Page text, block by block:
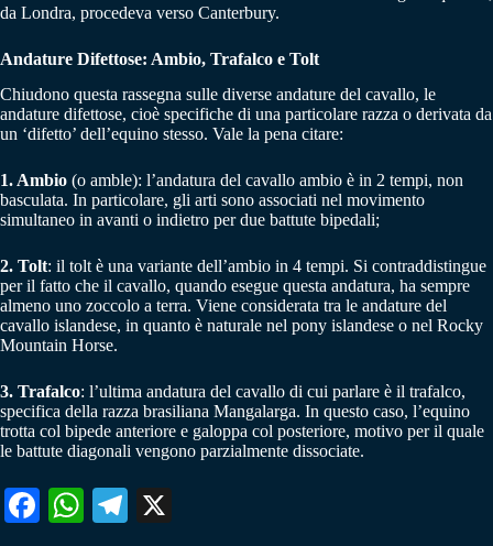
da Londra, procedeva verso Canterbury.
Andature Difettose: Ambio, Trafalco e Tolt
Chiudono questa rassegna sulle diverse andature del cavallo, le
andature difettose, cioè specifiche di una particolare razza o derivata da
un ‘difetto’ dell’equino stesso. Vale la pena citare:
1. Ambio (o amble): l’andatura del cavallo ambio è in 2 tempi, non
basculata. In particolare, gli arti sono associati nel movimento
simultaneo in avanti o indietro per due battute bipedali;
2. Tolt: il tolt è una variante dell’ambio in 4 tempi. Si contraddistingue
per il fatto che il cavallo, quando esegue questa andatura, ha sempre
almeno uno zoccolo a terra. Viene considerata tra le andature del
cavallo islandese, in quanto è naturale nel pony islandese o nel Rocky
Mountain Horse.
3. Trafalco: l’ultima andatura del cavallo di cui parlare è il trafalco,
specifica della razza brasiliana Mangalarga. In questo caso, l’equino
trotta col bipede anteriore e galoppa col posteriore, motivo per il quale
le battute diagonali vengono parzialmente dissociate.
Fa W
Te